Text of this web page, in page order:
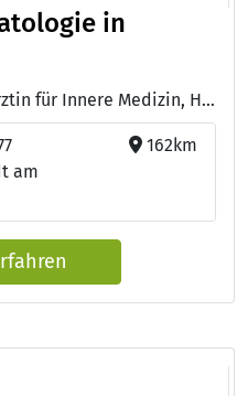
in
Ärzte: Imar Ali Twer, Fachärztin für Innere Medizin, Hämatologie und Onkologie - Dr. med. Munir Rababah, Facharzt für Innere Medizin, Hämatologie und Onkologie - Monic Hormann, Medizinische Fachangestellte Onkologisch versierte MFA, OncoCoach
am
162km